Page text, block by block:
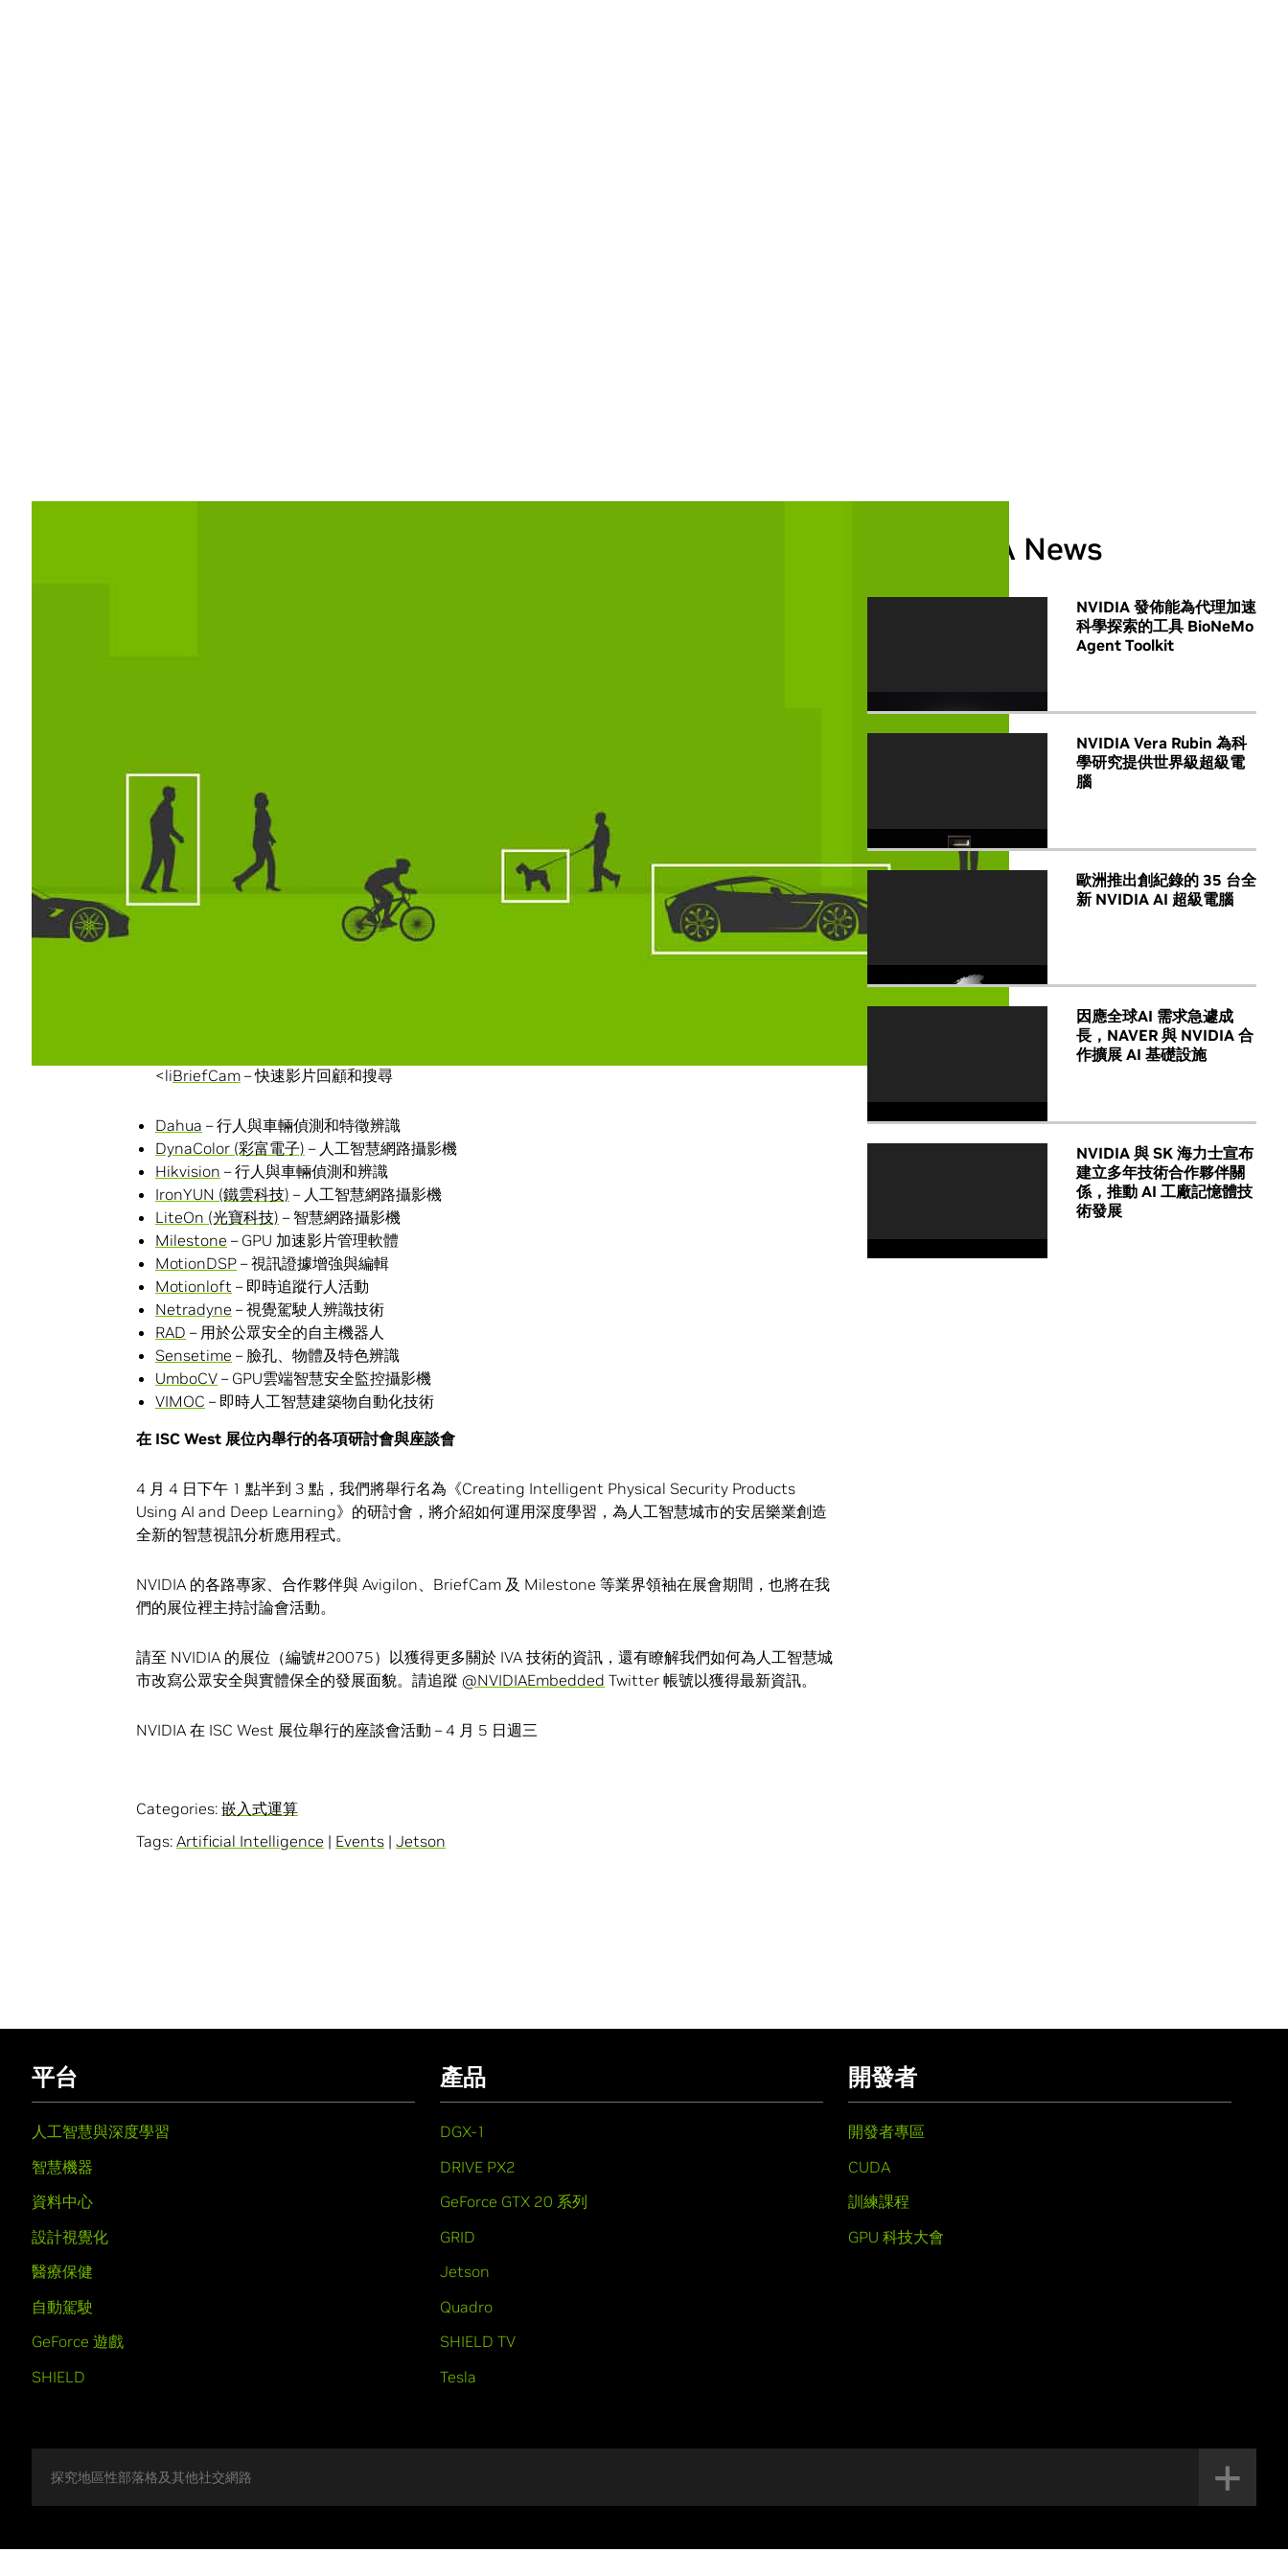
人工智慧城市將在地鐵和街道、商場和政府大樓、公園和圓環各處部署這些技術，創造一個更聰明、安
全又安心的生活環境。
這些技術有一個共通點：皆使用 NVIDIA 的邊緣到雲端 GPU 運算平台。
以下簡單介紹我們的合作夥伴在 NVIDIA ISC West 展位裡將端出什麼精彩大菜：
<liBriefCam – 快速影片回顧和搜尋
Dahua – 行人與車輛偵測和特徵辨識
DynaColor (彩富電子) – 人工智慧網路攝影機
Hikvision – 行人與車輛偵測和辨識
IronYUN (鐵雲科技) – 人工智慧網路攝影機
LiteOn (光寶科技) – 智慧網路攝影機
Milestone – GPU 加速影片管理軟體
MotionDSP – 視訊證據增強與編輯
Motionloft – 即時追蹤行人活動
Netradyne – 視覺駕駛人辨識技術
RAD – 用於公眾安全的自主機器人
Sensetime – 臉孔、物體及特色辨識
UmboCV – GPU雲端智慧安全監控攝影機
VIMOC – 即時人工智慧建築物自動化技術
在 ISC West 展位內舉行的各項研討會與座談會
4 月 4 日下午 1 點半到 3 點，我們將舉行名為《Creating Intelligent Physical Security Products
Using AI and Deep Learning》的研討會，將介紹如何運用深度學習，為人工智慧城市的安居樂業創造
全新的智慧視訊分析應用程式。
NVIDIA 的各路專家、合作夥伴與 Avigilon、BriefCam 及 Milestone 等業界領袖在展會期間，也將在我
們的展位裡主持討論會活動。
請至 NVIDIA 的展位（編號#20075）以獲得更多關於 IVA 技術的資訊，還有瞭解我們如何為人工智慧城
市改寫公眾安全與實體保全的發展面貌。請追蹤 @NVIDIAEmbedded Twitter 帳號以獲得最新資訊。
NVIDIA 在 ISC West 展位舉行的座談會活動 – 4 月 5 日週三
Categories: 嵌入式運算
Tags: Artificial Intelligence | Events | Jetson
All NVIDIA News
NVIDIA 發佈能為代理加速
科學探索的工具 BioNeMo
Agent Toolkit
NVIDIA Vera Rubin 為科
學研究提供世界級超級電
腦
歐洲推出創紀錄的 35 台全
新 NVIDIA AI 超級電腦
因應全球AI 需求急遽成
長，NAVER 與 NVIDIA 合
作擴展 AI 基礎設施
NVIDIA 與 SK 海力士宣布
建立多年技術合作夥伴關
係，推動 AI 工廠記憶體技
術發展
平台
人工智慧與深度學習
智慧機器
資料中心
設計視覺化
醫療保健
自動駕駛
GeForce 遊戲
SHIELD
產品
DGX-1
DRIVE PX2
GeForce GTX 20 系列
GRID
Jetson
Quadro
SHIELD TV
Tesla
開發者
開發者專區
CUDA
訓練課程
GPU 科技大會
探究地區性部落格及其他社交網路